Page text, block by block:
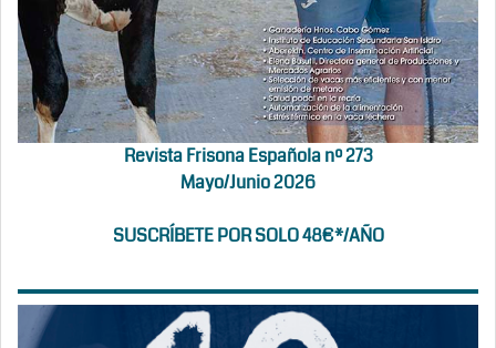
Revista Frisona Española nº 273
Mayo/Junio 2026
SUSCRÍBETE POR SOLO 48€*/AÑO